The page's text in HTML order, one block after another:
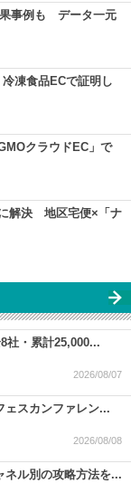
果事例も データ一元
凍食品ECで証明し
クラウドEC」で
解決 地区宅便×「ナ
社・累計25,000...
2026/08/07
ェスカンファレン...
2026/08/08
ル別の攻略方法を...